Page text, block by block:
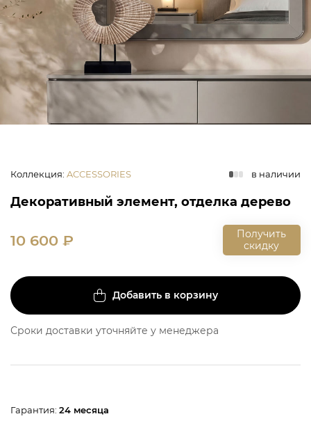
Коллекция: ACCESSORIES в наличии
Декоративный элемент, отделка дерево
10 600 ₽
Получить
скидку
Добавить в корзину
Сроки доставки уточняйте у менеджера
Гарантия: 24 месяца